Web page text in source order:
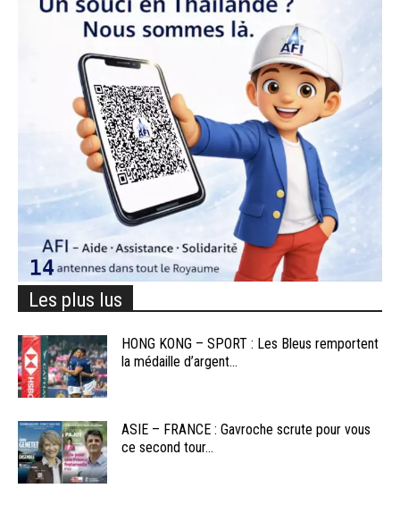
Les plus lus
HONG KONG – SPORT : Les Bleus remportent
la médaille d’argent...
ASIE – FRANCE : Gavroche scrute pour vous
ce second tour...